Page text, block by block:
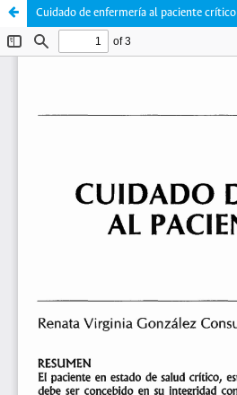
Cuidado de enfermería al paciente crítico